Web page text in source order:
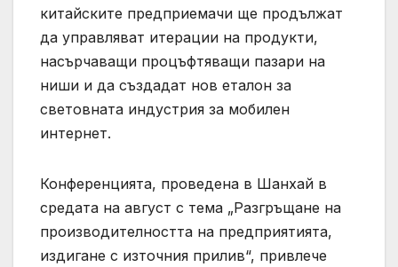
китайските предприемачи ще продължат
да управляват итерации на продукти,
насърчаващи процъфтяващи пазари на
ниши и да създадат нов еталон за
световната индустрия за мобилен
интернет.
Конференцията, проведена в Шанхай в
средата на август с тема „Разгръщане на
производителността на предприятията,
издигане с източния прилив“, привлече